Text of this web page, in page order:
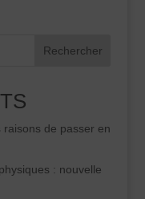
Rechercher
de passer en
: nouvelle